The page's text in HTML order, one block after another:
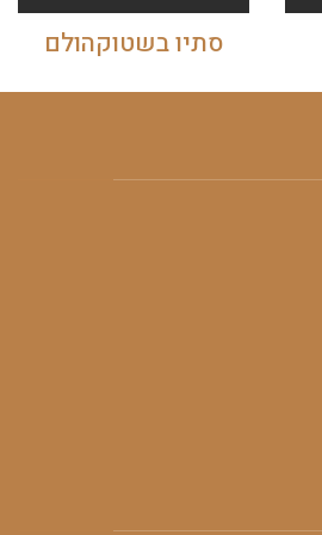
סתיו בשטוקהולם